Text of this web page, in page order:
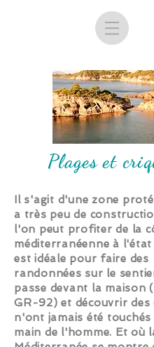
Plages et
Il s'agit d'une zone
a très peu de
l'on peut profiter de la
méditerranéenne à l'état
est idéale pour faire des
randonnées sur le
passe devant la maison
GR-92) et découvrir des
n'ont jamais été
main de l'homme. Et où